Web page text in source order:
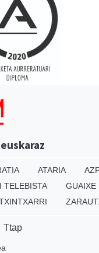
ATARIA
TELEBISTA
GUAIXE
Ttap